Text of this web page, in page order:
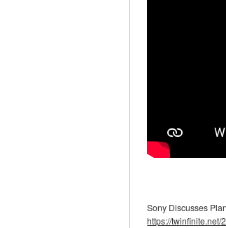
Sony Discusses
https://twinfinite.net/